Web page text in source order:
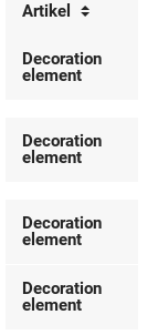
Artikel
Decoration
element
Decoration
element
Decoration
element
Decoration
element